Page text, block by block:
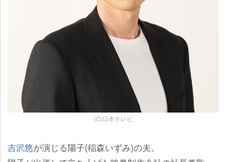
(C)日本テレビ
吉沢悠が演じる陽子(稲森いずみ)の夫。